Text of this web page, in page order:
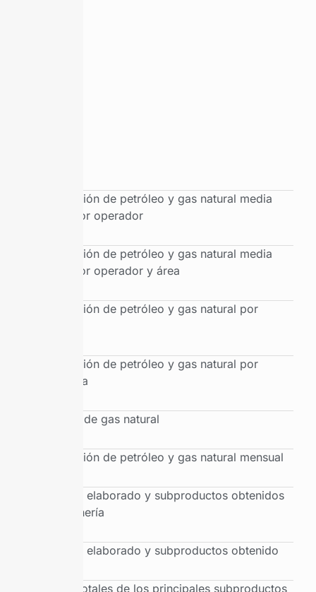
Producción de petróleo y gas natural media
diaria por operador
Producción de petróleo y gas natural media
diaria por operador y área
Producción de petróleo y gas natural por
Producción de petróleo y gas natural por
provincia
Balance de gas natural
Producción de petróleo y gas natural mensual
Petróleo elaborado y subproductos obtenidos
por refinería
Petróleo elaborado y subproductos obtenido
Ventas totales de los principales subproductos